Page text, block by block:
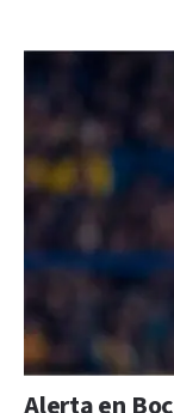
Alerta en